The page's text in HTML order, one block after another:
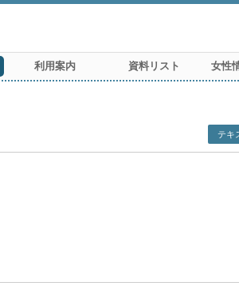
利用案内 資料リスト 女性
テキ